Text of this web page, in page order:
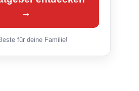
→
für deine Familie!